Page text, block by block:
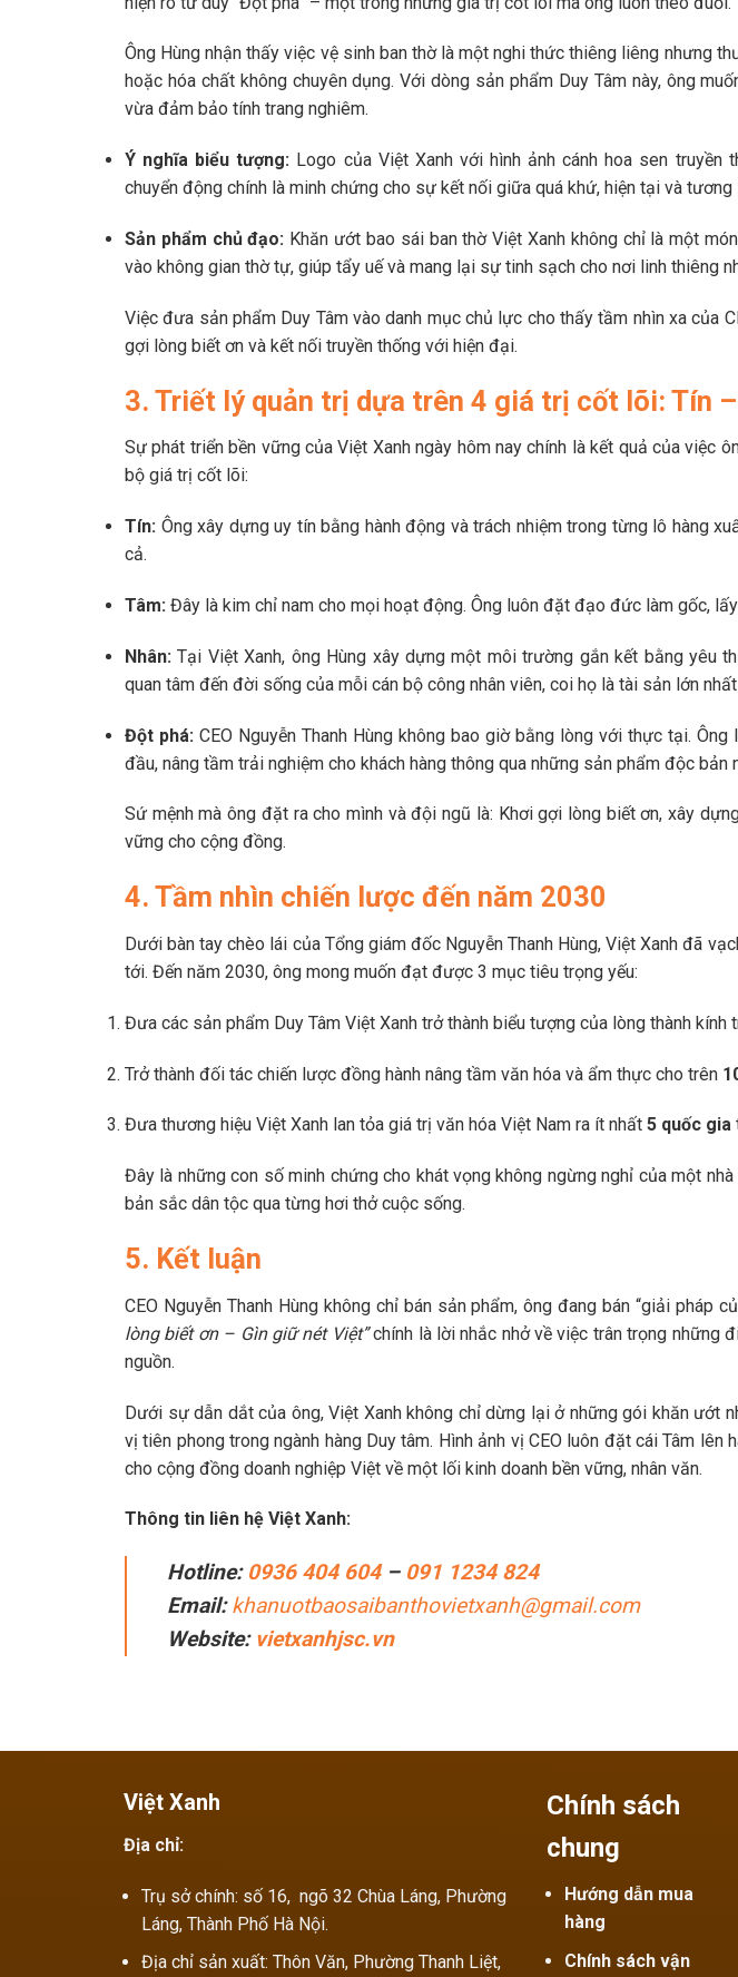
Ông Hùng nhận thấy việc vệ sinh ban thờ là một nghi thức thiêng liêng nhưng
hoặc hóa chất không chuyên dụng. Với dòng sản phẩm Duy Tâm này, ông
vừa đảm bảo tính trang nghiêm.
Ý nghĩa biểu tượng: Logo của Việt Xanh với hình ảnh cánh hoa sen truyền
chuyển động chính là minh chứng cho sự kết nối giữa quá khứ, hiện tại và tương
Sản phẩm chủ đạo: Khăn ướt bao sái ban thờ Việt Xanh không chỉ là một
vào không gian thờ tự, giúp tẩy uế và mang lại sự tinh sạch cho nơi linh thiêng
Việc đưa sản phẩm Duy Tâm vào danh mục chủ lực cho thấy tầm nhìn xa của
gợi lòng biết ơn và kết nối truyền thống với hiện đại.
3. Triết lý quản trị dựa trên 4 giá trị cốt lõi: Tín
Sự phát triển bền vững của Việt Xanh ngày hôm nay chính là kết quả của việc
bộ giá trị cốt lõi:
Tín: Ông xây dựng uy tín bằng hành động và trách nhiệm trong từng lô hàng
cả.
Tâm: Đây là kim chỉ nam cho mọi hoạt động. Ông luôn đặt đạo đức làm gốc,
Nhân: Tại Việt Xanh, ông Hùng xây dựng một môi trường gắn kết bằng yêu
quan tâm đến đời sống của mỗi cán bộ công nhân viên, coi họ là tài sản lớn
Đột phá: CEO Nguyễn Thanh Hùng không bao giờ bằng lòng với thực tại.
đầu, nâng tầm trải nghiệm cho khách hàng thông qua những sản phẩm độc bản
Sứ mệnh mà ông đặt ra cho mình và đội ngũ là: Khơi gợi lòng biết ơn, xây
vững cho cộng đồng.
4. Tầm nhìn chiến lược đến năm 2030
Dưới bàn tay chèo lái của Tổng giám đốc Nguyễn Thanh Hùng, Việt Xanh đã
tới. Đến năm 2030, ông mong muốn đạt được 3 mục tiêu trọng yếu:
Đưa các sản phẩm Duy Tâm Việt Xanh trở thành biểu tượng của lòng thành kính
Trở thành đối tác chiến lược đồng hành nâng tầm văn hóa và ẩm thực cho trên
Đưa thương hiệu Việt Xanh lan tỏa giá trị văn hóa Việt Nam ra ít nhất 5 quốc gia
Đây là những con số minh chứng cho khát vọng không ngừng nghỉ của một
bản sắc dân tộc qua từng hơi thở cuộc sống.
5. Kết luận
CEO Nguyễn Thanh Hùng không chỉ bán sản phẩm, ông đang bán “giải pháp
lòng biết ơn – Gìn giữ nét Việt”chính là lời nhắc nhở về việc trân trọng những
nguồn.
Dưới sự dẫn dắt của ông, Việt Xanh không chỉ dừng lại ở những gói khăn ướt
vị tiên phong trong ngành hàng Duy tâm. Hình ảnh vị CEO luôn đặt cái Tâm lên
cho cộng đồng doanh nghiệp Việt về một lối kinh doanh bền vững, nhân văn.
Thông tin liên hệ Việt Xanh:
Hotline: 0936 404 604– 091 1234 824
Email: khanuotbaosaibanthovietxanh@gmail.com
Website: vietxanhjsc.vn
Việt Xanh
Địa chỉ:
Trụ sở chính: số 16, ngõ 32 Chùa Láng, Phường
Láng, Thành Phố Hà Nội.
Địa chỉ sản xuất: Thôn Văn, Phường Thanh Liệt,
Chính sách
chung
Hướng dẫn mua
hàng
Chính sách vận